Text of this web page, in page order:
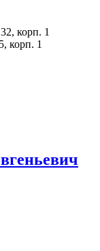
корп. 1
корп. 1